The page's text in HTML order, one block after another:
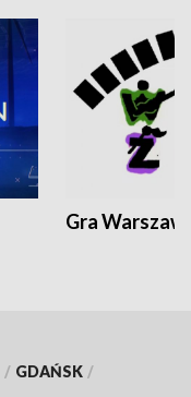
Gra
/ GDAŃSK /